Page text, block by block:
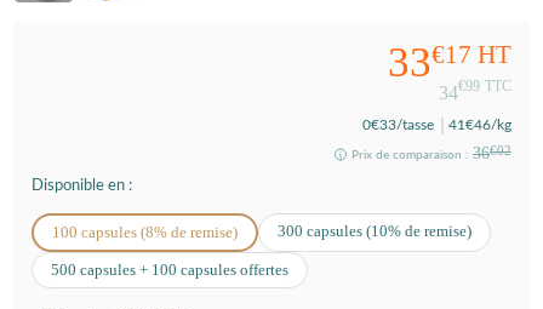
33€17 HT
34€99 TTC
0€33/tasse 41€46/kg
Prix de comparaison : 36€02
Disponible en :
100 capsules (8% de remise) 300 capsules (10% de remise)
500 capsules + 100 capsules offertes